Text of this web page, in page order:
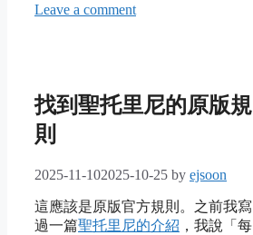
Leave a comment
找到聖托里尼的原版規
則
2025-11-102025-10-25 by ejsoon
這應該是原版官方規則。之前我寫
過一篇聖托里尼的介紹 ，我說「每